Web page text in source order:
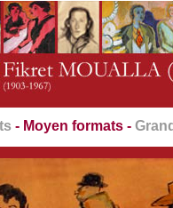
- Moyen formats -